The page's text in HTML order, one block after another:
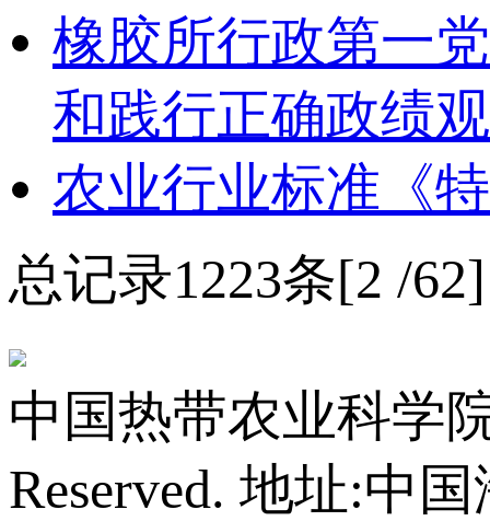
橡胶所行政第一
和践行正确政绩
农业行业标准《
总记录1223条[2 /
中国热带农业科学
Reserved. 地址:中